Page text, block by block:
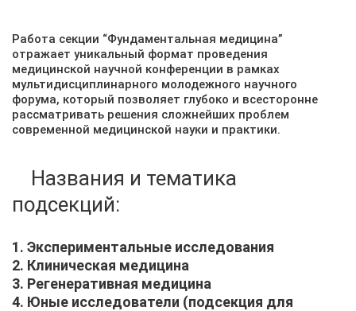
Работа секции “Фундаментальная медицина”
отражает уникальный формат проведения
медицинской научной конференции в рамках
мультидисциплинарного молодежного научного
форума, который позволяет глубоко и всесторонне
рассматривать решения сложнейших проблем
современной медицинской науки и практики.
Названия и тематика
подсекций:
1. Экспериментальные исследования
2. Клиническая медицина
3. Регенеративная медицина
4. Юные исследователи (подсекция для